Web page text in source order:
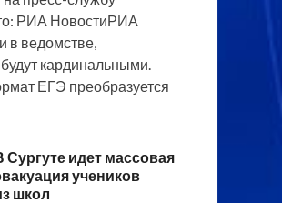
РИА НовостиРИА
в ведомстве,
кардинальными.
ЕГЭ преобразуется
Сургуте идет массовая
учеников
школ